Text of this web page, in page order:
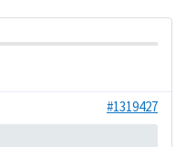
#1319427